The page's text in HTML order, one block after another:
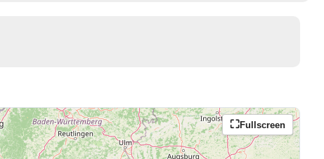
Fullscreen